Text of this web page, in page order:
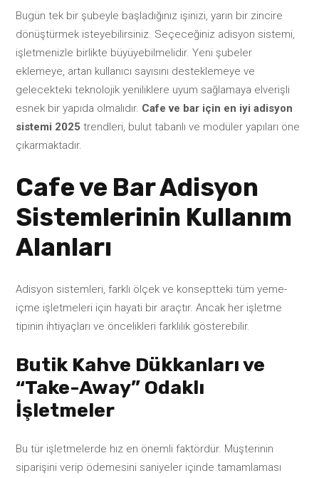
Bugün tek bir şubeyle başladığınız işinizi, yarın bir zincire
dönüştürmek isteyebilirsiniz. Seçeceğiniz adisyon sistemi,
işletmenizle birlikte büyüyebilmelidir. Yeni şubeler
eklemeye, artan kullanıcı sayısını desteklemeye ve
gelecekteki teknolojik yeniliklere uyum sağlamaya elverişli
esnek bir yapıda olmalıdır. Cafe ve bar için en iyi adisyon
sistemi 2025 trendleri, bulut tabanlı ve modüler yapıları öne
çıkarmaktadır.
Cafe ve Bar Adisyon
Sistemlerinin Kullanım
Alanları
Adisyon sistemleri, farklı ölçek ve konseptteki tüm yeme-
içme işletmeleri için hayati bir araçtır. Ancak her işletme
tipinin ihtiyaçları ve öncelikleri farklılık gösterebilir.
Butik Kahve Dükkanları ve
“Take-Away” Odaklı
İşletmeler
Bu tür işletmelerde hız en önemli faktördür. Müşterinin
siparişini verip ödemesini saniyeler içinde tamamlaması